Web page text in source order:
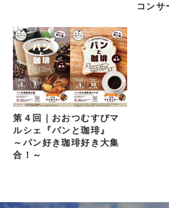
コン
第４回｜おおつむすびマ
ルシェ『パンと珈琲』
～パン好き珈琲好き大集
合！～